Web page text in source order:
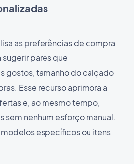
as preferências de compra
pares que
gostos, tamanho do calçado
Esse recurso aprimora a
e, ao mesmo tempo,
sem nenhum esforço manual.
específicos ou itens